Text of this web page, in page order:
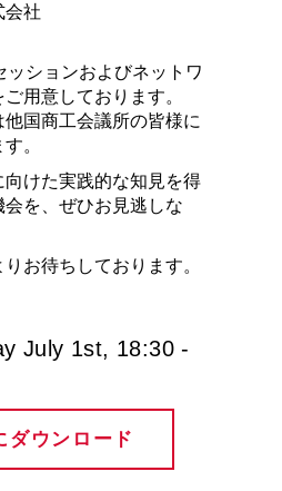
会社
ションおよびネットワ
用意しております。
国商工会議所の皆様に
。
向けた実践的な知見を得
を、ぜひお見逃しな
お待ちしております。
July 1st, 18:30 -
ダウンロード